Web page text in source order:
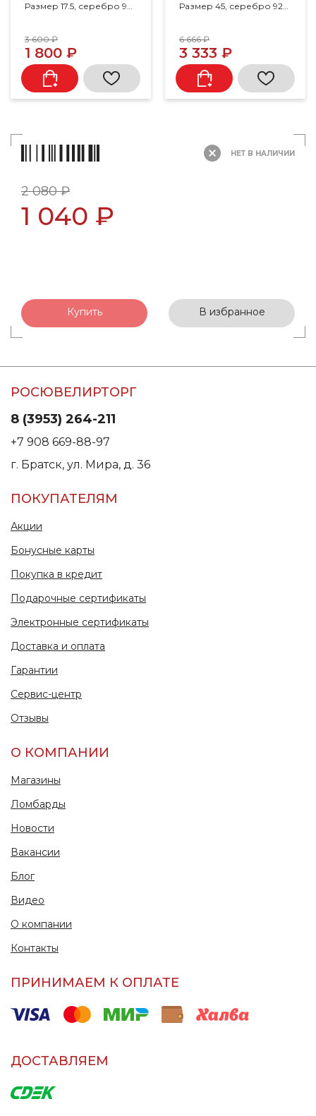
Размер 17.5, серебро 925, фианит
3 600 ₽
1 800 ₽
Размер 45, серебро 925, фианит
6 666 ₽
3 333 ₽
НЕТ В НАЛИЧИИ
2 080 ₽
1 040 ₽
Купить В избранное
РОСЮВЕЛИРТОРГ
8 (3953) 264-211
+7 908 669-88-97
г. Братск, ул. Мира, д. 36
ПОКУПАТЕЛЯМ
Акции
Бонусные карты
Покупка в кредит
Подарочные сертификаты
Электронные сертификаты
Доставка и оплата
Гарантии
Сервис-центр
Отзывы
О КОМПАНИИ
Магазины
Ломбарды
Новости
Вакансии
Блог
Видео
О компании
Контакты
ПРИНИМАЕМ К ОПЛАТЕ
ДОСТАВЛЯЕМ